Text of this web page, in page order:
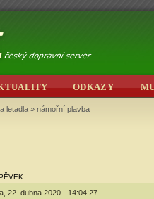
ODKAZY
letadla » námořní plavba
22. dubna 2020 - 14:04:27